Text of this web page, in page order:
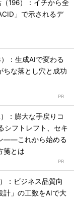
196）：イチから全
」で示されるデ
：生成AIで変わる
ちな落とし穴と成功
：膨大な手戻りコ
シフトレフト、セキ
――これから始める
箋とは
：ビジネス品質向
計」の工数をAIで大